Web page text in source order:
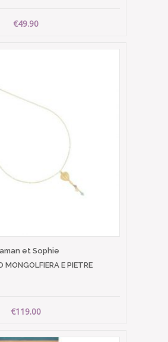
€49.90
et Sophie
MONGOLFIERA E PIETRE
€119.00